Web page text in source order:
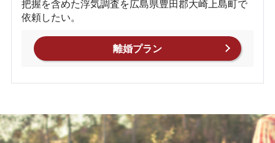
把握を含めた浮気調査を広島県豊田郡大崎上島町で
依頼したい。
離婚プラン